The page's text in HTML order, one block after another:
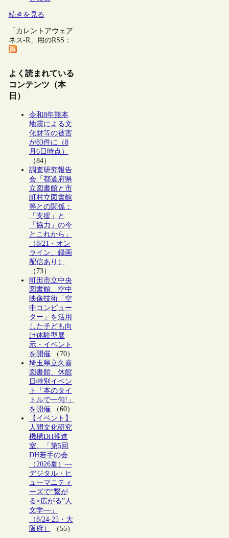
続きを見る
「カレントアウェア
ネス-R」用のRSS：
よく読まれている
コンテンツ（本
日）
令和8年熊本
地震による文
化財等の被害
が83件に（8
月6日時点）
（84）
調査研究報告
会「都道府県
立図書館と市
町村立図書館
等との関係：
「支援」と
「協力」の今
とこれから」
（8/21・オン
ライン、録画
配信あり）
（73）
町田市立中央
図書館、空中
映像技術「空
中コンピュー
ター」を活用
した子ども向
け体験型展
示・イベント
を開催（70）
埼玉県立久喜
図書館、休館
日特別イベン
ト「本のタイ
トルで一句!」
を開催（60）
【イベント】
人間文化研究
機構DH推進
室、「第5回
DH若手の会
（2026夏）―
デジタル・ヒ
ューマニティ
ーズで“繋が
る×広がる”人
文学―」
（8/24-25・大
阪府）
（55）